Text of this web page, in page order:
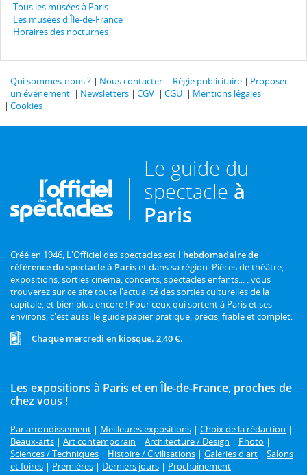
Tous les musées à Paris
Les musées d'Île-de-France
Horaires des nocturnes
Qui sommes-nous ? Nous contacter Régie publicitaire
Proposer
un événement
Newsletters CGV CGU
Mentions légales
Cookies
Le guide du
spectacle à
Paris
Créé en 1946, L'Officiel des spectacles est l'hebdomadaire de
référence du spectacle à Pariset dans sa région. Pièces de théâtre,
expositions, sorties cinéma, concerts, spectacles enfants... : vous
trouverez sur ce site toute l'actualité des sorties culturelles de la
capitale, et bien plus encore ! Pour ceux qui sortent à Paris et ses
environs, c'est aussi le guide papier pratique, précis, fiable et complet.
Chaque mercredi en kiosque. 2,40 €.
Les expositions à Paris et en Île-de-France, proches de
chez vous !
Par arrondissement | Meilleures expositions | Choix de la rédaction |
Beaux-arts | Art contemporain | Architecture / Design | Photo |
Sciences / Techniques | Histoire / Civilisations | Galeries d'art | Salons
et foires | Premières | Derniers jours | Prochainement